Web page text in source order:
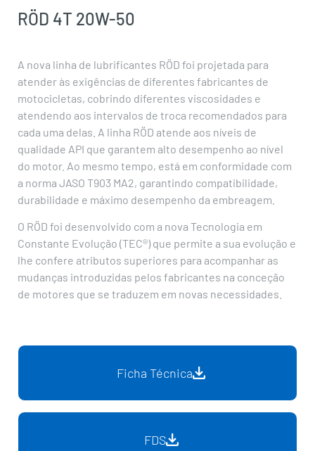
RÖD 4T 20W-50
A nova linha de lubrificantes RÖD foi projetada para
atender às exigências de diferentes fabricantes de
motocicletas, cobrindo diferentes viscosidades e
atendendo aos intervalos de troca recomendados para
cada uma delas. A linha RÖD atende aos níveis de
qualidade API que garantem alto desempenho ao nível
do motor. Ao mesmo tempo, está em conformidade com
a norma JASO T903 MA2, garantindo compatibilidade,
durabilidade e máximo desempenho da embreagem.
O RÖD foi desenvolvido com a nova Tecnologia em
Constante Evolução (TEC®) que permite a sua evolução e
lhe confere atributos superiores para acompanhar as
mudanças introduzidas pelos fabricantes na conceção
de motores que se traduzem em novas necessidades.
Ficha Técnica
FDS